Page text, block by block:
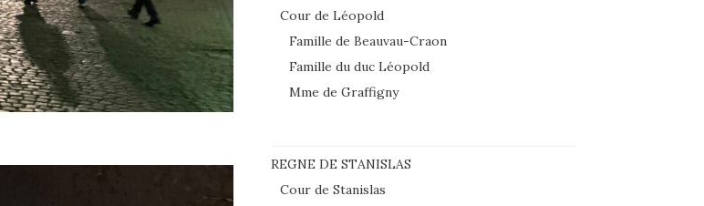
Cour de Léopold
Famille de Beauvau-Craon
Famille du duc Léopold
Mme de Graffigny
REGNE DE STANISLAS
Cour de Stanislas